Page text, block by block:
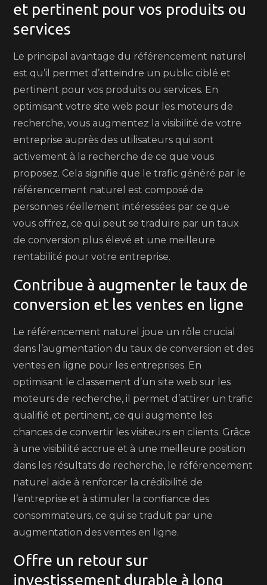
et pertinent pour vos produits ou
services
Le principal avantage du référencement naturel
est qu’il permet d’atteindre un public ciblé et
pertinent pour vos produits ou services. En
optimisant votre site web pour les moteurs de
recherche, vous augmentez la visibilité de votre
entreprise auprès des utilisateurs qui sont
activement à la recherche de ce que vous
proposez. Cela signifie que le trafic généré par le
référencement naturel est composé de
personnes réellement intéressées par ce que
vous offrez, ce qui peut se traduire par un taux
de conversion plus élevé et une meilleure
rentabilité pour votre entreprise.
Contribue à augmenter le taux de
conversion et les ventes en ligne
Le référencement naturel joue un rôle crucial
dans l’augmentation du taux de conversion et des
ventes en ligne pour les entreprises. En
optimisant le classement d’un site web sur les
moteurs de recherche, il permet d’attirer un trafic
qualifié et pertinent, ce qui augmente les
chances de convertir les visiteurs en clients. Grâce
à une visibilité accrue et à une meilleure position
dans les résultats de recherche, le référencement
naturel aide à renforcer la crédibilité de
l’entreprise et à stimuler la confiance des
consommateurs, ce qui se traduit par une
augmentation des ventes en ligne.
Offre un retour sur
investissement durable à long